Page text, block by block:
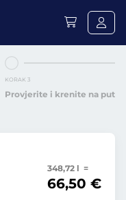
KORAK 3
Provjerite i krenite na put
348,72 l =
66,50 €